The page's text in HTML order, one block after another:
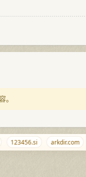
。
123456.si arkdir.com